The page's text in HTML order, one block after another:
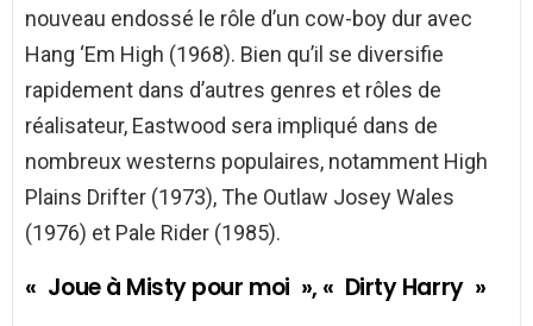
nouveau endossé le rôle d’un cow-boy dur avec
Hang ‘Em High (1968). Bien qu’il se diversifie
rapidement dans d’autres genres et rôles de
réalisateur, Eastwood sera impliqué dans de
nombreux westerns populaires, notamment High
Plains Drifter (1973), The Outlaw Josey Wales
(1976) et Pale Rider (1985).
« Joue à Misty pour moi », « Dirty Harry »